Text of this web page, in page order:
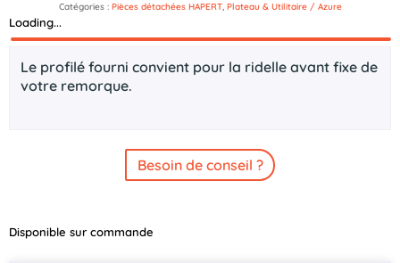
Catégories : Pièces détachées HAPERT, Plateau & Utilitaire / Azure
Loading...
Description
Le profilé fourni convient pour la ridelle avant fixe de
votre remorque.
Besoin de conseil ?
Disponible sur commande
quantité